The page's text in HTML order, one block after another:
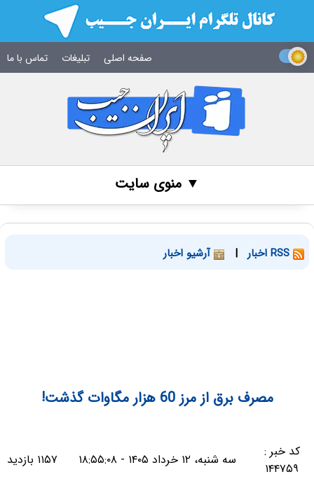
صفحه اصلی تبلیغات تماس با ما
▼ منوی سایت
| آرشیو اخبار
مصرف برق از مرز 60 هزار مگاوات گذشت!
کد خبر :
۱۴۴۷۵۹
سه شنبه، ۱۲ خرداد ۱۴۰۵ - ۱۸:۵۵:۰۸ ۱۱۵۷ بازدید